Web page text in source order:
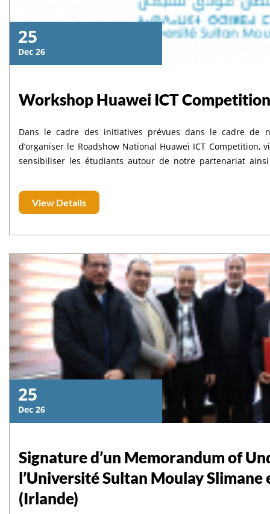
العرش المجيد
إقرأ المزيد
25
Dec 26
Workshop Huawei ICT
Dans le cadre des initiatives prévues dans le cadre de
d’organiser le Roadshow National Huawei ICT
sensibiliser les étudiants autour de notre partenariat
de conférence. La session durera environ deux heures et
d’un ordinateur portable avec leur propre connexion internet afin
etc.). Programme prévisionnel : Allocutions d’ouverture Présentation du programme Digitech Talent Présentation des
aux participants
View Details
25
Dec 26
Signature d’un Memorandum of
l’Université Sultan Moulay
(Irlande)